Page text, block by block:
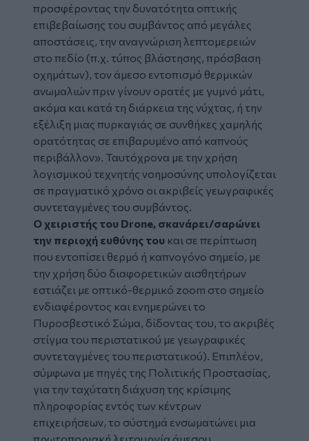
προσφέροντας την δυνατότητα οπτικής
επιβεβαίωσης του συμβάντος από μεγάλες
αποστάσεις, την αναγνώριση λεπτομερειών
στο πεδίο (π.χ. τύπος βλάστησης, πρόσβαση
οχημάτων), τον άμεσο εντοπισμό θερμικών
ανωμαλιών πριν γίνουν ορατές με γυμνό μάτι,
ακόμα και κατά τη διάρκεια της νύχτας, ή την
εξέλιξη μιας πυρκαγιάς σε συνθήκες χαμηλής
ορατότητας σε επιβαρυμένο από καπνούς
περιβάλλον». Ταυτόχρονα με την χρήση
λογισμικού τεχνητής νοημοσύνης υπολογίζεται
σε πραγματικό χρόνο οι ακριβείς γεωγραφικές
συντεταγμένες του συμβάντος.
Ο χειριστής του Drone, σκανάρει/σαρώνει
την περιοχή ευθύνης του και σε περίπτωση
που εντοπίσει θερμό ή καπνογόνο σημείο, με
την χρήση δύο διαφορετικών αισθητήρων
εστιάζει με οπτικό-θερμικό zoom στο σημείο
ενδιαφέροντος και ενημερώνει το
Πυροσβεστικό Σώμα, δίδοντας του, το ακριβές
στίγμα του περιστατικού με γεωγραφικές
συντεταγμένες του περιστατικού). Επιπλέον,
σύμφωνα με πηγές της Πολιτικής Προστασίας,
για την ταχύτατη διάχυση της κρίσιμης
πληροφορίας εντός των κέντρων
επιχειρήσεων, το σύστημά ενσωματώνει μια